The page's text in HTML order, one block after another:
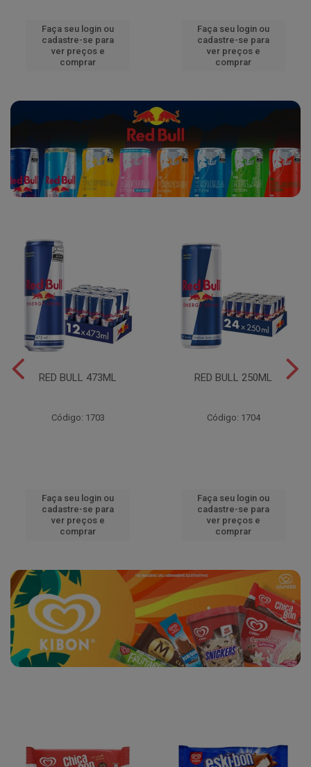
Faça seu login ou
cadastre-se para
ver preços e
comprar
Faça seu login ou
cadastre-se para
ver preços e
comprar
RED BULL 473ML
Código: 1703
Faça seu login ou
cadastre-se para
ver preços e
comprar
RED BULL 250ML
Código: 1704
Faça seu login ou
cadastre-se para
ver preços e
comprar